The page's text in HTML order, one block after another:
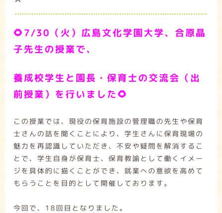
🌻7/30（火）広島文化学園大学、合原晶
子先生の授業で、
養成校学生と園長・保育士の交流会（出
前授業）を行いました🌻
この授業では、現役の保育施設の管理職の先生や保育
士さんの話を聞くことにより、学生さんに保育現場の
魅力を再認識していただき、不安や疑問を解消するこ
とで、学生自身が保育士、保育教諭として働くイメー
ジを具体的に描くことができ、就業への意欲を高めて
もらうことを目的として開催しております。
今回で、18回目となりました。